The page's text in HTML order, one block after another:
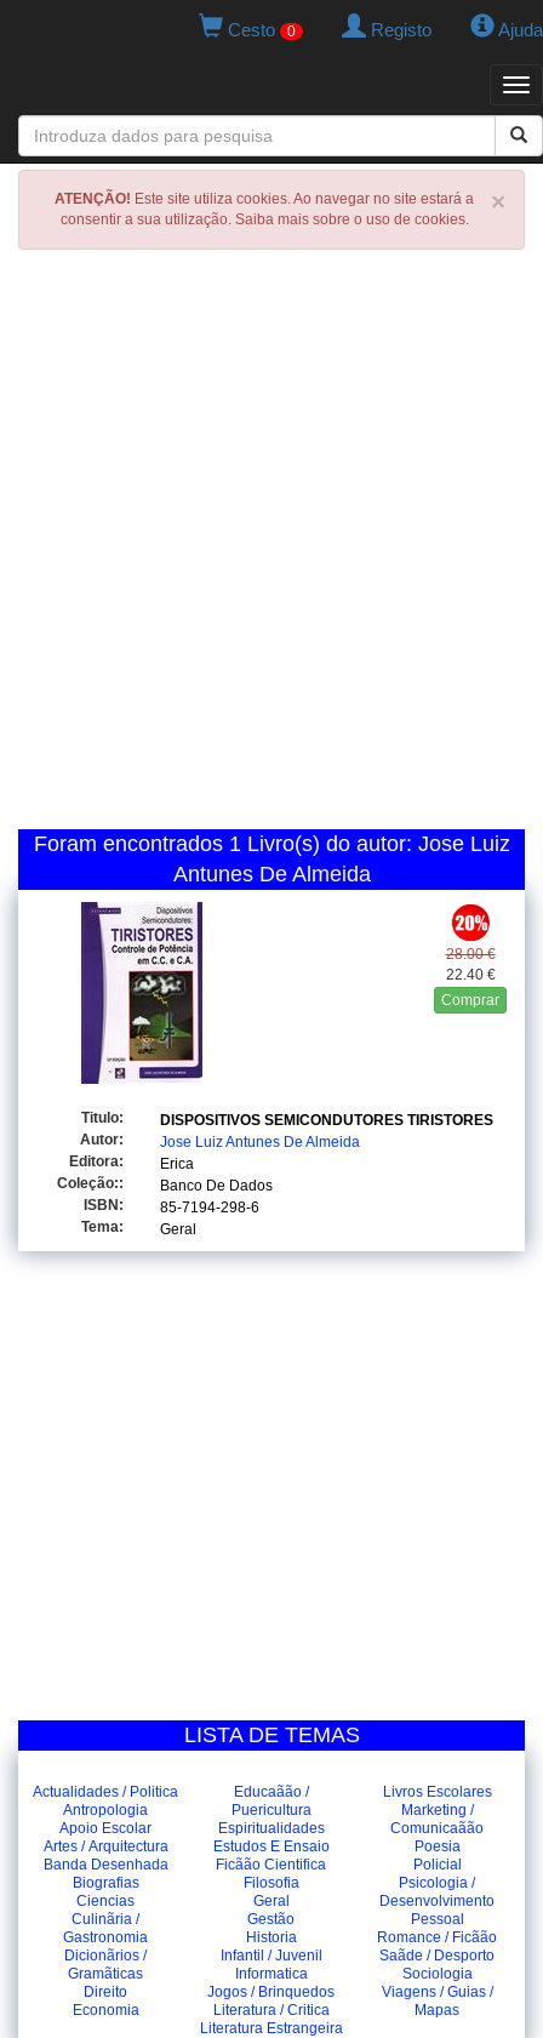
Cesto 0 Registo Ajuda
×
ATENÇÃO! Este site utiliza cookies. Ao navegar no site estará a
consentir a sua utilização. Saiba mais sobre o uso de cookies.
Foram encontrados 1 Livro(s) do autor: Jose Luiz
Antunes De Almeida
28.00 €
22.40 €
Comprar
Titulo:
DISPOSITIVOS SEMICONDUTORES TIRISTORES
Autor:
Jose Luiz Antunes De Almeida
Editora:
Erica
Coleção::
Banco De Dados
ISBN:
85-7194-298-6
Tema:
Geral
LISTA DE TEMAS
Actualidades / Politica
Antropologia
Apoio Escolar
Artes / Arquitectura
Banda Desenhada
Biografias
Ciencias
Culinãria /
Gastronomia
Dicionãrios /
Gramãticas
Direito
Economia
Educaãão /
Puericultura
Espiritualidades
Estudos E Ensaio
Ficãão Cientifica
Filosofia
Geral
Gestão
Historia
Infantil / Juvenil
Informatica
Jogos / Brinquedos
Literatura / Critica
Literatura Estrangeira
Livros Escolares
Marketing /
Comunicaãão
Poesia
Policial
Psicologia /
Desenvolvimento
Pessoal
Romance / Ficãão
Saãde / Desporto
Sociologia
Viagens / Guias /
Mapas